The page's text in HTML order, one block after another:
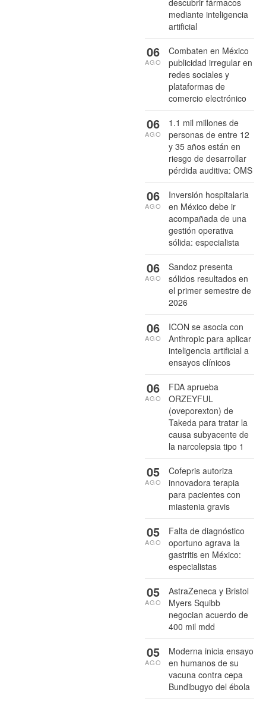
mediante inteligencia
artificial
Combaten en México
publicidad irregular en
redes sociales y
plataformas de
comercio electrónico
06
AGO
1.1 mil millones de
personas de entre 12
y 35 años están en
riesgo de desarrollar
pérdida auditiva: OMS
06
AGO
Inversión hospitalaria
en México debe ir
acompañada de una
gestión operativa
sólida: especialista
06
AGO
Sandoz presenta
sólidos resultados en
el primer semestre de
2026
06
AGO
ICON se asocia con
Anthropic para aplicar
inteligencia artificial a
ensayos clínicos
06
AGO
FDA aprueba
ORZEYFUL
(oveporexton) de
Takeda para tratar la
causa subyacente de
la narcolepsia tipo 1
06
AGO
Cofepris autoriza
innovadora terapia
para pacientes con
miastenia gravis
05
AGO
Falta de diagnóstico
oportuno agrava la
gastritis en México:
especialistas
05
AGO
AstraZeneca y Bristol
Myers Squibb
negocian acuerdo de
400 mil mdd
05
AGO
Moderna inicia ensayo
en humanos de su
vacuna contra cepa
Bundibugyo del ébola
05
AGO